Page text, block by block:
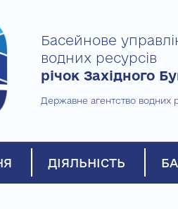
Басейнове
водних ресурсів
річок Західного
Державне агентство водних
ДІЯЛЬНІСТЬ